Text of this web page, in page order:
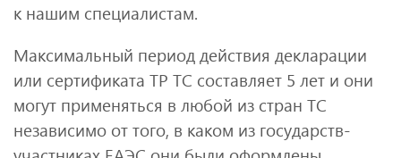
к нашим специалистам.
Максимальный период действия декларации
или сертификата ТР ТС составляет 5 лет и они
могут применяться в любой из стран ТС
независимо от того, в каком из государств-